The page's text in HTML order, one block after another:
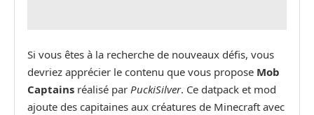
Si vous êtes à la recherche de nouveaux défis, vous
devriez apprécier le contenu que vous propose Mob
Captains réalisé par PuckiSilver. Ce datpack et mod
ajoute des capitaines aux créatures de Minecraft avec